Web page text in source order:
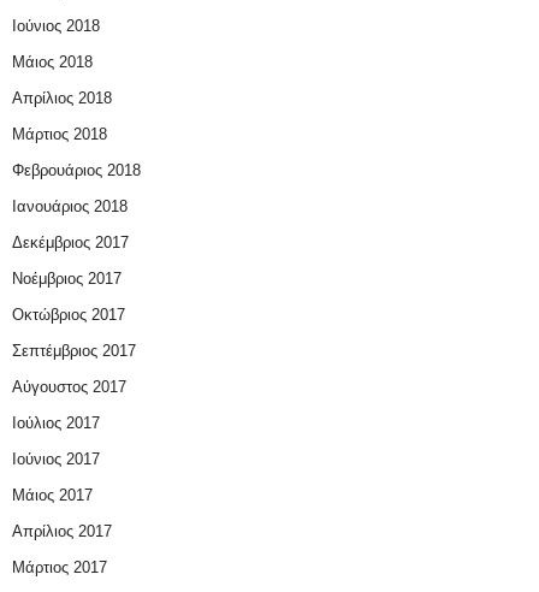
Ιούνιος 2018
Μάιος 2018
Απρίλιος 2018
Μάρτιος 2018
Φεβρουάριος 2018
Ιανουάριος 2018
Δεκέμβριος 2017
Νοέμβριος 2017
Οκτώβριος 2017
Σεπτέμβριος 2017
Αύγουστος 2017
Ιούλιος 2017
Ιούνιος 2017
Μάιος 2017
Απρίλιος 2017
Μάρτιος 2017